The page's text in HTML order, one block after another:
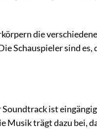
die
Schauspieler sind es,
ist
trägt dazu bei,